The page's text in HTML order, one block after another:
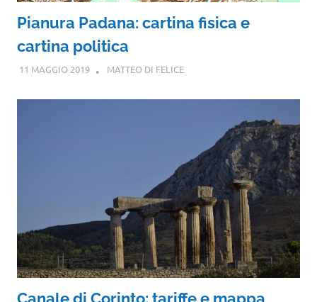
Pianura Padana: cartina fisica e
cartina politica
11 MAGGIO 2019 MATTEO DI FELICE